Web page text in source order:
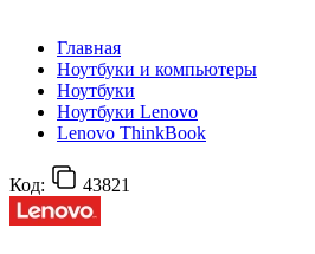
Главная
Ноутбуки и компьютеры
Ноутбуки
Ноутбуки Lenovo
Lenovo ThinkBook
Код: 43821